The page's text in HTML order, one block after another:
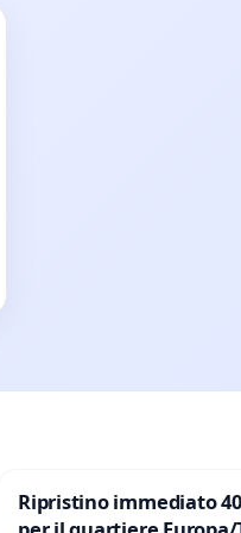
Ripristino immediato